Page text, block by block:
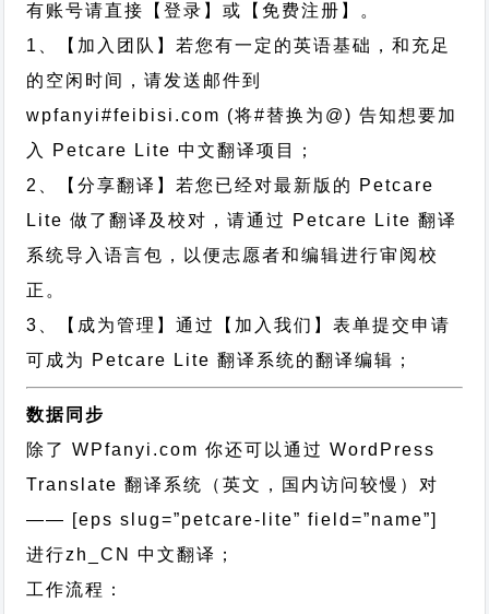
有账号请直接【登录】或【免费注册】。
1、【加入团队】若您有一定的英语基础，和充足
的空闲时间，请发送邮件到
wpfanyi#feibisi.com (将#替换为@) 告知想要加
入 Petcare Lite 中文翻译项目；
2、【分享翻译】若您已经对最新版的 Petcare
Lite 做了翻译及校对，请通过 Petcare Lite 翻译
系统导入语言包，以便志愿者和编辑进行审阅校
正。
3、【成为管理】通过【加入我们】表单提交申请
可成为 Petcare Lite 翻译系统的翻译编辑；
数据同步
除了 WPfanyi.com 你还可以通过WordPress
Translate 翻译系统（英文，国内访问较慢）对
—— [eps slug=”petcare-lite” field=”name”]
进行zh_CN
中文翻译；
工作流程：